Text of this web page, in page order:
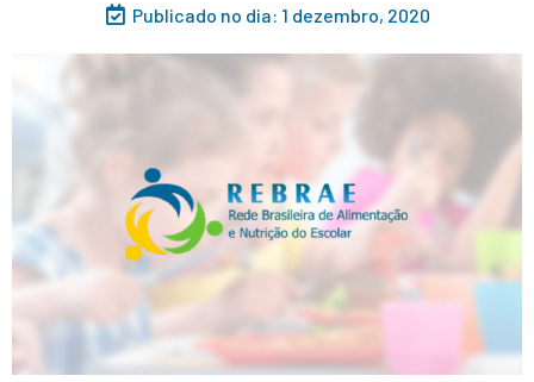
Publicado no dia: 1 dezembro, 2020